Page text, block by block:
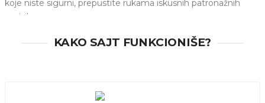
koje niste sigurni, prepustite rukama iskusnih patronažnih
sestri!
na koja nemaju jasan odgovor. Pitanja poput:
ne steknu samopouzdanje i sigurnost u odnosu sa
KAKO SAJT FUNKCIONIŠE?